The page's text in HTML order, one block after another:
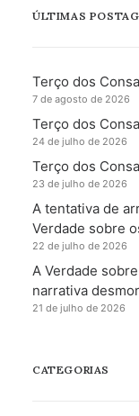
ÚLTIMAS
Terço dos
7 de agosto de 2026
Terço dos
24 de julho de 2026
Terço dos
23 de julho de 2026
A tentativa de
Verdade sobre
22 de julho de 2026
A Verdade
narrativa
21 de julho de 2026
CATEGORIAS